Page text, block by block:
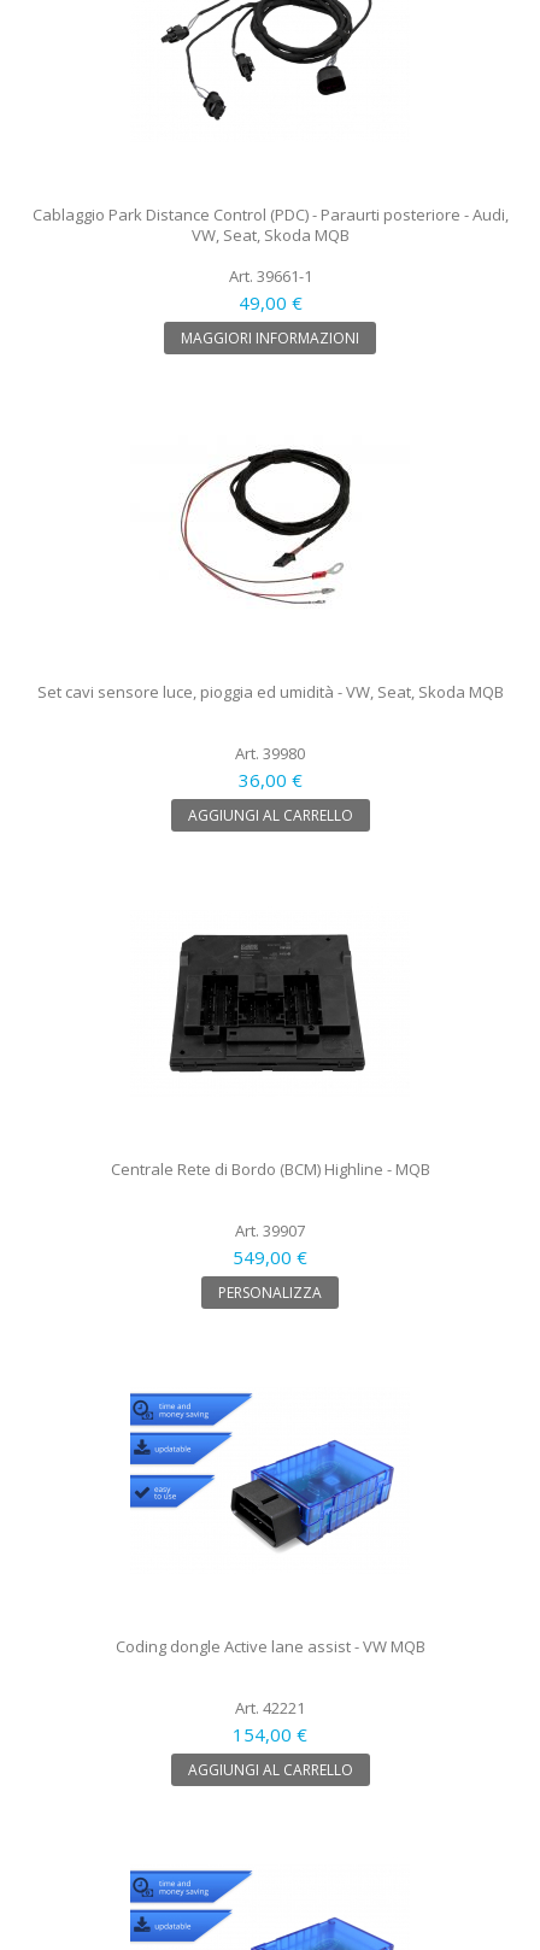
Cablaggio Park Distance Control (PDC) - Paraurti posteriore - Audi,
VW, Seat, Skoda MQB
Art. 39661-1
49,00 €
MAGGIORI INFORMAZIONI
Set cavi sensore luce, pioggia ed umidità - VW, Seat, Skoda MQB
Art. 39980
36,00 €
AGGIUNGI AL CARRELLO
Centrale Rete di Bordo (BCM) Highline - MQB
Art. 39907
549,00 €
PERSONALIZZA
Coding dongle Active lane assist - VW MQB
Art. 42221
154,00 €
AGGIUNGI AL CARRELLO